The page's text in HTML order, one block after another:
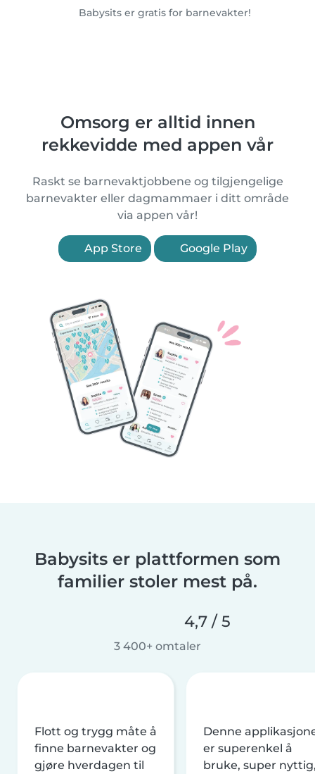
Babysits er gratis for barnevakter!
Omsorg er alltid innen
rekkevidde med appen vår
Raskt se barnevaktjobbene og tilgjengelige
barnevakter eller dagmammaer i ditt område
via appen vår!
App Store Google Play
Babysits er plattformen som
familier stoler mest på.
4,7 / 5
3 400+ omtaler
Flott og trygg måte å
finne barnevakter og
gjøre hverdagen til
Denne
er superenkel å
bruke, super